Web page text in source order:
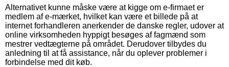
Alternativet kunne måske være at kigge om e-firmaet er
medlem af e-mærket, hvilket kan være et billede på at
internet forhandleren anerkender de danske regler, udover at
online virksomheden hyppigt besøges af fagmænd som
mestrer vedtægterne på området. Derudover tilbydes du
anledning til at få assistance, når du oplever problemer i
forbindelse med dit køb.